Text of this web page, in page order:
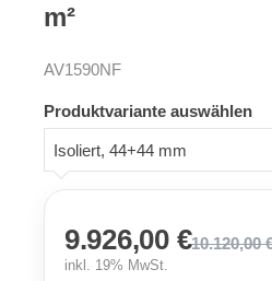
m²
AV1590NF
Produktvariante auswählen
Isoliert, 44+44 mm
9.926,00 €10.120,00
inkl. 19% MwSt.